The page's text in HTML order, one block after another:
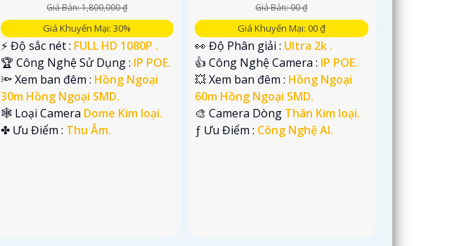
Giá Bán: 1,800,000 ₫
Giá Khuyến Mại: 30%
️⚡ Độ sắc nét : FULL HD 1080P .
🏆 Công Nghệ Sử Dụng : IP POE.
🔦 Xem ban đêm : Hồng Ngoại
30m Hồng Ngoại SMD.
🕸️ Loại Camera Dome Kim loại.
️✤ Ưu Điểm : Thu Âm.
Giá Bán: 00 ₫
Giá Khuyến Mại: 00 ₫
👀 Độ Phân giải : Ultra 2k .
👍 Công Nghệ Camera : IP POE.
💥 Xem ban đêm : Hồng Ngoại
60m Hồng Ngoại SMD.
🎨 Camera Dòng Thân Kim loại.
️ƒ Ưu Điểm : Công Nghệ AI.